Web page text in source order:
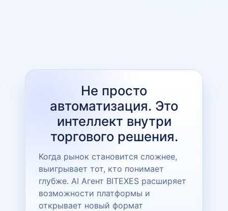
Не просто
автоматизация. Это
интеллект внутри
торгового решения.
Когда рынок становится сложнее,
выигрывает тот, кто понимает
глубже. AI Агент BITEXES расширяет
возможности платформы и
открывает новый формат